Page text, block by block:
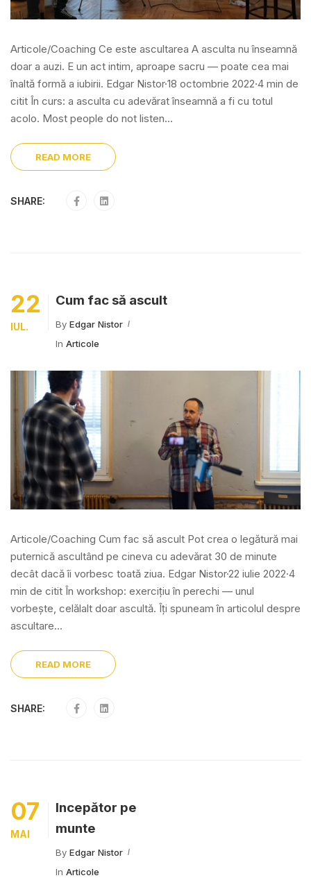
Articole/Coaching Ce este ascultarea A asculta nu înseamnă
doar a auzi. E un act intim, aproape sacru — poate cea mai
înaltă formă a iubirii. Edgar Nistor·18 octombrie 2022·4 min de
citit În curs: a asculta cu adevărat înseamnă a fi cu totul
acolo. Most people do not listen...
READ MORE
SHARE:
22
IUL.
Cum fac să ascult
By Edgar Nistor
In Articole
Articole/Coaching Cum fac să ascult Pot crea o legătură mai
puternică ascultând pe cineva cu adevărat 30 de minute
decât dacă îi vorbesc toată ziua. Edgar Nistor·22 iulie 2022·4
min de citit În workshop: exercițiu în perechi — unul
vorbește, celălalt doar ascultă. Îți spuneam în articolul despre
ascultare...
READ MORE
SHARE:
07
MAI
Începător pe
munte
By Edgar Nistor
In Articole